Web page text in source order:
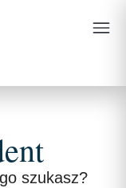
szukasz?